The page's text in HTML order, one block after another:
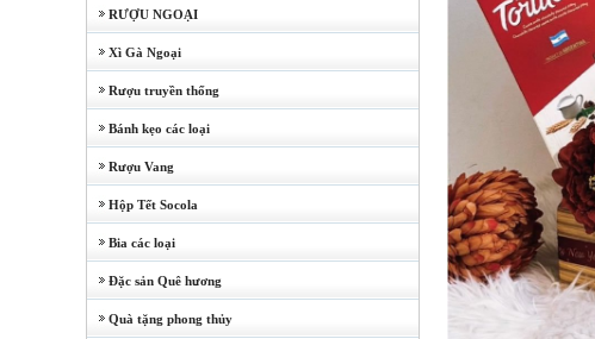
RƯỢU NGOẠI
Xì Gà Ngoại
Rượu truyền thống
Bánh kẹo các loại
Rượu Vang
Hộp Tết Socola
Bia các loại
Đặc sản Quê hương
Quà tặng phong thủy